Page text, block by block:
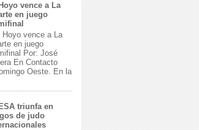
vence a La
en juego
Hoyo vence a La
en juego
Por: José
En Contacto
Oeste. En la
triunfa en
de judo